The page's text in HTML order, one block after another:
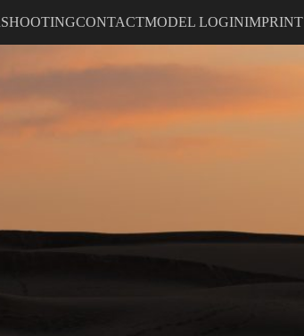
SHOOTINGCONTACTMODEL LOGINIMPRINT